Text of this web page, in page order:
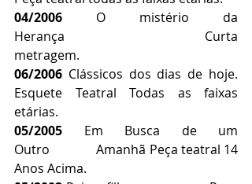
04/2006 O mistério da
Herança                                Curta
metragem.
06/2006 Clássicos dos dias de hoje.
Esquete Teatral Todas as faixas
etárias.
05/2005 Em Busca de um
Outro              Amanhã Peça teatral 14
Anos Acima.